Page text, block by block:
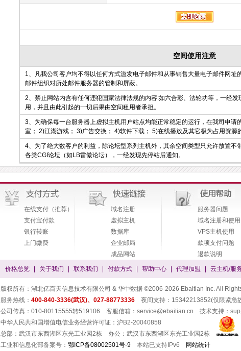
空间使用注意
1、凡我公司客户均不得以任何方式滥发电子邮件和从事销售大量电子邮件网址
邮件组织对所处邮件服务器的管制和屏蔽。
2、禁止网站内含有任何违犯国家法律法规的内容:如六合彩、法轮功等，一经
用，并且由此引起的一切后果由空间租用者承担。
3、为确保每一台服务器上虚拟主机用户站点均能正常稳定的运行，在我司申请
室； 2)江湖游戏； 3)广告交换； 4)软件下载； 5)在线播放及其它极为占用资源
4、为了绝大数客户的利益，除论坛型系列主机外，其余空间类型只允许放置不
各类CGI论坛（如LB雷傲论坛），一经发现先停站后通知。
在线支付（推荐）
支付宝付款
银行转账
上门缴费
域名注册
虚拟主机
数据库
企业邮局
成品网站
服务器问题
域名注册和使用
VPS主机使用
款项支付问题
退款说明
价格总览 关于我们 联系我们 付款方式 帮助中心 代理加盟 云主机/服
版权所有：湖北亿百天信息技术有限公司 & 华中数据 ©2006-2026 Ebaitian Inc. All
服务热线： 400-840-3336(武汉)、027-88773336 夜间支持：15342213852(仅限紧急
公司传真：010-80115555转519106 客服信箱：service@ebaitian.cn 技术支持：
中华人民共和国增值电信业务经营许可证：沪B2-20040858
总部：武汉市东西湖区东光工业园2栋 办公：武汉市东西湖区东光工业园2栋
工业和信息化部备案号： 鄂ICP备08002501号-9 本站已支持IPv6 网站统计